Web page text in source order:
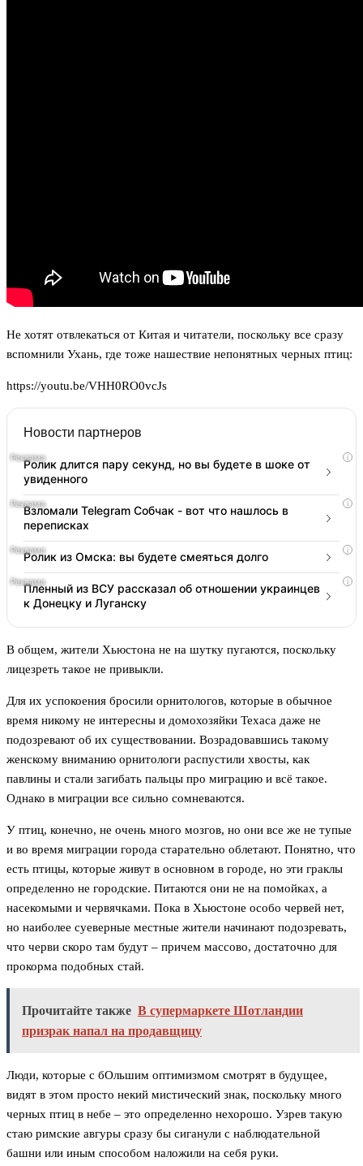
Не хотят отвлекаться от Китая и читатели, поскольку все сразу
вспомнили Ухань, где тоже нашествие непонятных черных птиц:
https://youtu.be/VHH0RO0vcJs
Новости партнеров
i
Ролик длится пару секунд, но вы будете в шоке от
увиденного
i
Взломали Telegram Собчак - вот что нашлось в
переписках
i
Ролик из Омска: вы будете смеяться долго
i
Пленный из ВСУ рассказал об отношении украинцев
к Донецку и Луганску
В общем, жители Хьюстона не на шутку пугаются, поскольку
лицезреть такое не привыкли.
Для их успокоения бросили орнитологов, которые в обычное
время никому не интересны и домохозяйки Техаса даже не
подозревают об их существовании. Возрадовавшись такому
женскому вниманию орнитологи распустили хвосты, как
павлины и стали загибать пальцы про миграцию и всё такое.
Однако в миграции все сильно сомневаются.
У птиц, конечно, не очень много мозгов, но они все же не тупые
и во время миграции города старательно облетают. Понятно, что
есть птицы, которые живут в основном в городе, но эти граклы
определенно не городские. Питаются они не на помойках, а
насекомыми и червячками. Пока в Хьюстоне особо червей нет,
но наиболее суеверные местные жители начинают подозревать,
что черви скоро там будут – причем массово, достаточно для
прокорма подобных стай.
Прочитайте также В супермаркете Шотландии
призрак напал на продавщицу
Люди, которые с бОльшим оптимизмом смотрят в будущее,
видят в этом просто некий мистический знак, поскольку много
черных птиц в небе – это определенно нехорошо. Узрев такую
стаю римские авгуры сразу бы сиганули с наблюдательной
башни или иным способом наложили на себя руки.